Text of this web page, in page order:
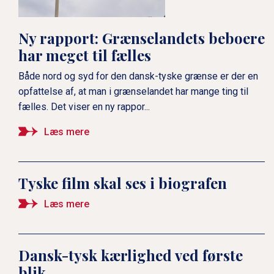
Ambassadør Detlev Rünger
svarer: Hvad holder du mest
af ved Danmark?
Lykke Friis svarer: Hvad
holder du mest af ved
Danmark?
Ny rapport: Grænselandets beboere
har meget til fælles
Både nord og syd for den dansk-tyske grænse er der en
opfattelse af, at man i grænselandet har mange ting til
fælles. Det viser en ny rappor...
Læs mere
Tyske film skal ses i biografen
Læs mere
Dansk-tysk kærlighed ved første